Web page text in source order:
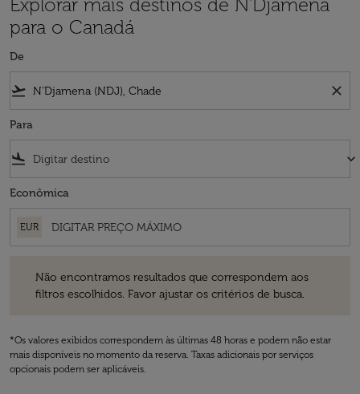
para o Canadá
De
flight_takeoff close
Para
flight_land keyboard_arrow_down
Econômica
EUR
Não encontramos resultados que correspondem aos
filtros escolhidos. Favor ajustar os critérios de busca.
*Os valores exibidos correspondem às últimas 48 horas e podem não estar
mais disponíveis no momento da reserva. Taxas adicionais por serviços
opcionais podem ser aplicáveis.